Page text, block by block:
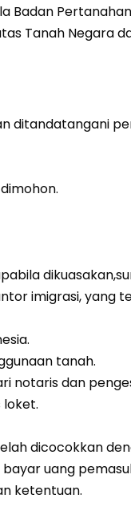
Pertanahan
Tanah Negara
ditandatangani
imigrasi, yang
tanah.
notaris dan
loket.
dicocokkan
bayar uang
ketentuan.